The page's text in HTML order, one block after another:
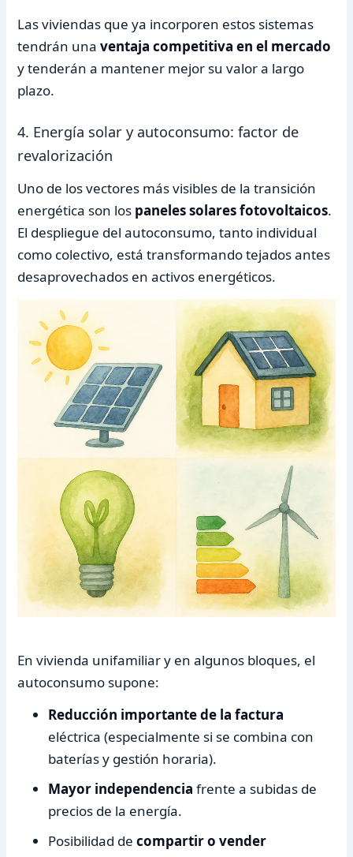
Las viviendas que ya incorporen estos sistemas
tendrán unaventaja competitiva en el mercado
y tenderán a mantener mejor su valor a largo
plazo.
4. Energía solar y autoconsumo: factor de
revalorización
Uno de los vectores más visibles de la transición
energética son los paneles solares fotovoltaicos.
El despliegue del autoconsumo, tanto individual
como colectivo, está transformando tejados antes
desaprovechados en activos energéticos.
En vivienda unifamiliar y en algunos bloques, el
autoconsumo supone:
Reducción importante de la factura
eléctrica (especialmente si se combina con
baterías y gestión horaria).
Mayor independencia frente a subidas de
precios de la energía.
Posibilidad decompartir o vender